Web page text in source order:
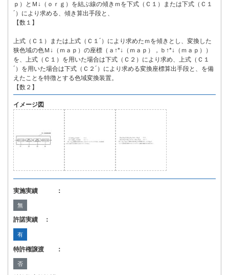
ｐ）とＭ↓（ｏｒｇ）を結ぶ線の傾きｍを下式（Ｃ１）または下式（Ｃ１
´）により求める、傾き算出手段と、
【数１】
上式（Ｃ１）または上式（Ｃ１´）により求めたｍを傾きとし、変換した
狭色域の色Ｍ↓（ｍａｐ）の座標（ａ↑*↓（ｍａｐ），ｂ↑*↓（ｍａｐ））
を、上式（Ｃ１）を用いた場合は下式（Ｃ２）により求め、上式（Ｃ１
´）を用いた場合は下式（Ｃ２´）により求める変換座標算出手段と、を備
えたことを特徴とする色域変換装置。
【数２】
イメージ図
実施実績 ：
無
許諾実績 ：
有
特許権譲渡 ：
否